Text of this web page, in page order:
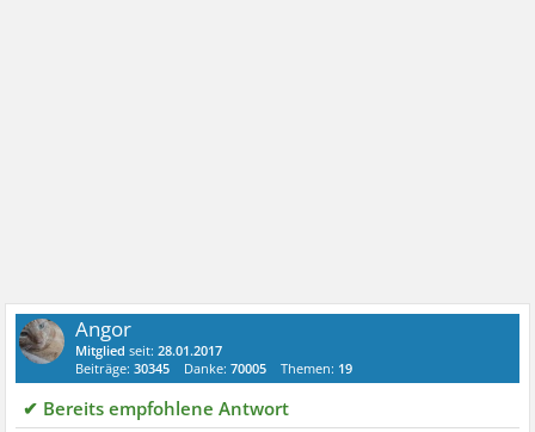
Angor
Mitglied seit:28.01.2017
Beiträge:30345 Danke:70005 Themen: 19
✔ Bereits empfohlene Antwort